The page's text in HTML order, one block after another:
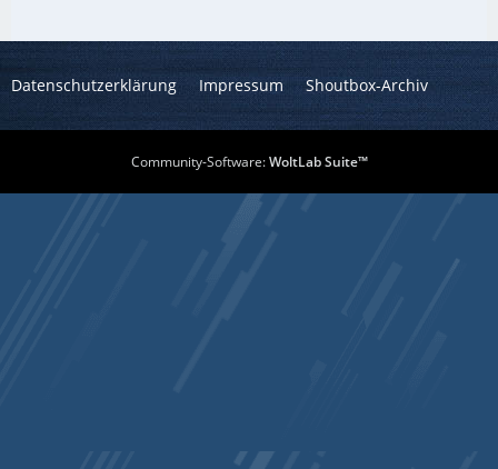
Datenschutzerklärung Impressum Shoutbox-Archiv
Community-Software:WoltLab Suite™